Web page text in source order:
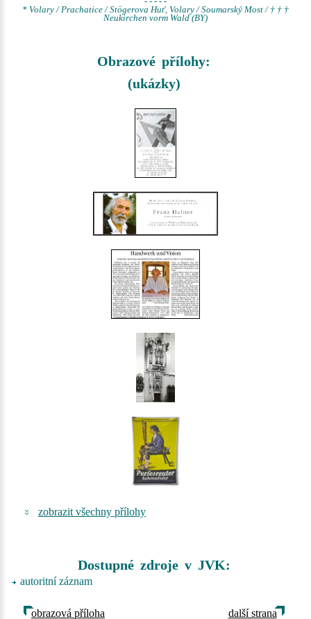
* Volary / Prachatice / Stögerova Huť, Volary / Soumarský Most / † † †
Neukirchen vorm Wald (BY)
Obrazové přílohy:
(ukázky)
zobrazit všechny přílohy
Dostupné zdroje v JVK:
autoritní záznam
obrazová příloha další strana